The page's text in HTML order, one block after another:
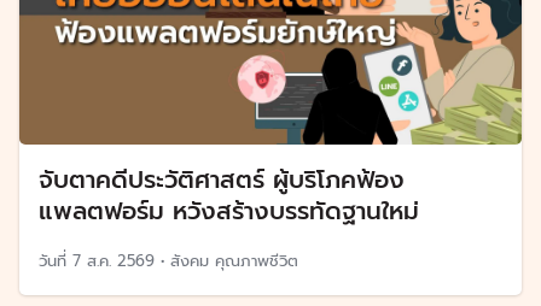
จับตาคดีประวัติศาสตร์ ผู้บริโภคฟ้อง
แพลตฟอร์ม หวังสร้างบรรทัดฐานใหม่
วันที่ 7 ส.ค. 2569 • สังคม คุณภาพชีวิต